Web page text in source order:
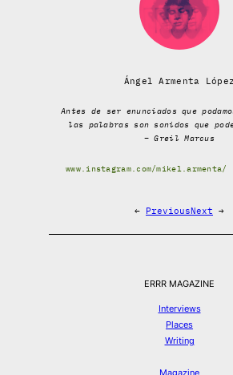
Ángel Armenta López
Antes de ser enunciados que
las palabras son sonidos que
– Greil Marcus
www.instagram.com/mikel.armenta/
← PreviousNext →
ERRR MAGAZINE
Interviews
Places
Writing